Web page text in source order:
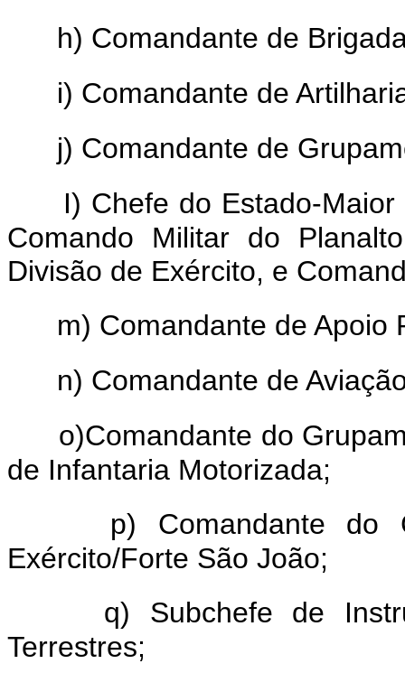
h) Comandante de
i) Comandante de
j) Comandante de
I) Chefe do Estado-
Comando Militar do
Divisão de Exército, e
m) Comandante de Apoio
n) Comandante de
o)Comandante do
de Infantaria Motorizada;
p) Comandante do
Exército/Forte São João;
q) Subchefe de
Terrestres;